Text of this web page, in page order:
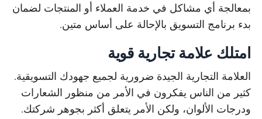
بمعالجة أي مشاكل في خدمة العملاء أو المنتجات لضمان
بدء برنامج التسويق بالإحالة على أساس متين.
امتلك علامة تجارية قوية
العلامة التجارية الجيدة ضرورية لجميع جهودك التسويقية.
كثير من الناس يفكرون في الأمر من منظور الشعارات
ودرجات الألوان، ولكن الأمر يتعلق أكثر بجوهر شركتك.